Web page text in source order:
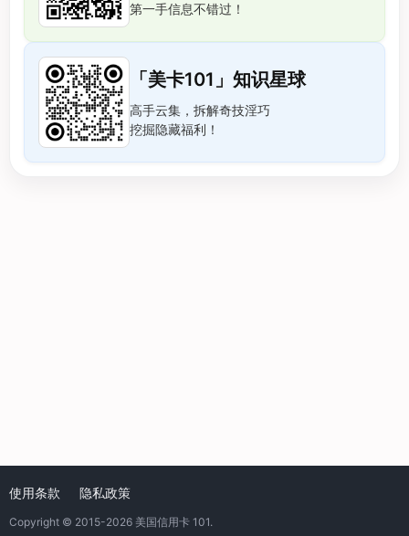
第一手信息不错过！
「美卡101」知识星球
高手云集，拆解奇技淫巧
挖掘隐藏福利！
使用条款 隐私政策
Copyright © 2015-2026 美国信用卡 101.